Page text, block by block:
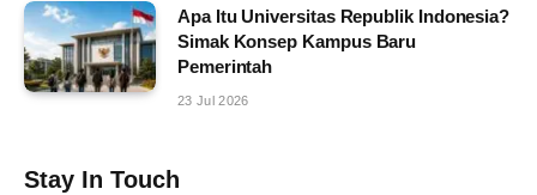
Apa Itu Universitas Republik Indonesia?
Simak Konsep Kampus Baru
Pemerintah
23 Jul 2026
Stay In Touch